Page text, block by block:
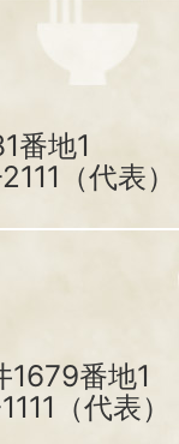
番地1
（代表）
1679番地1
（代表）